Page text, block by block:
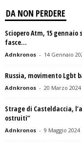
DA NON PERDERE
Sciopero Atm, 15
fasce...
Adnkronos - 14 Gennaio
Russia, movimento Lgbt
Adnkronos - 20 Marzo 2024
Strage di Casteldaccia,
ostruiti”
Adnkronos - 9 Maggio 2024